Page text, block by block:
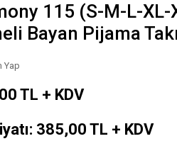
115 (S-M-L-XL-
Bayan Pijama
Yap
TL + KDV
385,00 TL + KDV